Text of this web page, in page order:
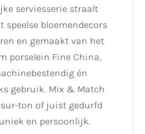
serviesserie straalt
speelse bloemendecors
en gemaakt van het
porselein Fine China,
én
gebruik. Mix & Match
ton of juist gedurfd
en persoonlijk.